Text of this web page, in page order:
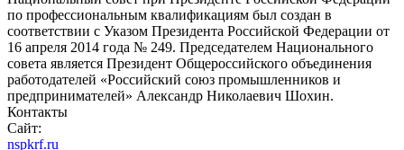
по профессиональным квалификациям был создан в
соответствии с Указом Президента Российской Федерации от
16 апреля 2014 года № 249. Председателем Национального
совета является Президент Общероссийского объединения
работодателей «Российский союз промышленников и
предпринимателей» Александр Николаевич Шохин.
Контакты
Сайт:
nspkrf.ru